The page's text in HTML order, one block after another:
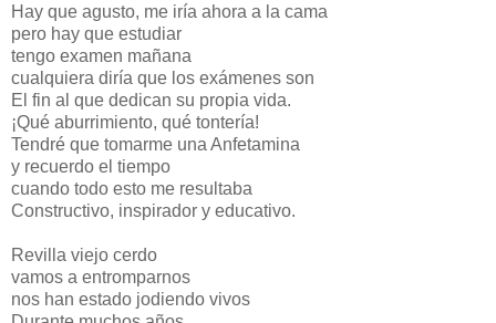
Hay que agusto, me iría ahora a la cama
pero hay que estudiar
tengo examen mañana
cualquiera diría que los exámenes son
El fin al que dedican su propia vida.
¡Qué aburrimiento, qué tontería!
Tendré que tomarme una Anfetamina
y recuerdo el tiempo
cuando todo esto me resultaba
Constructivo, inspirador y educativo.
Revilla viejo cerdo
vamos a entromparnos
nos han estado jodiendo vivos